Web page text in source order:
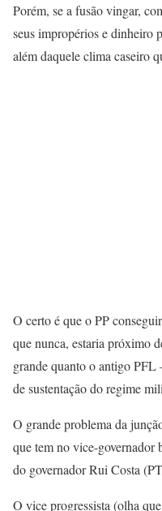
Porém, se a fusão vingar,
seus impropérios e dinheiro
além daquele clima caseiro
O certo é que o PP
que nunca, estaria próximo
grande quanto o antigo
de sustentação do regime
O grande problema da
que tem no vice-governador
do governador Rui Costa
O vice progressista (olha